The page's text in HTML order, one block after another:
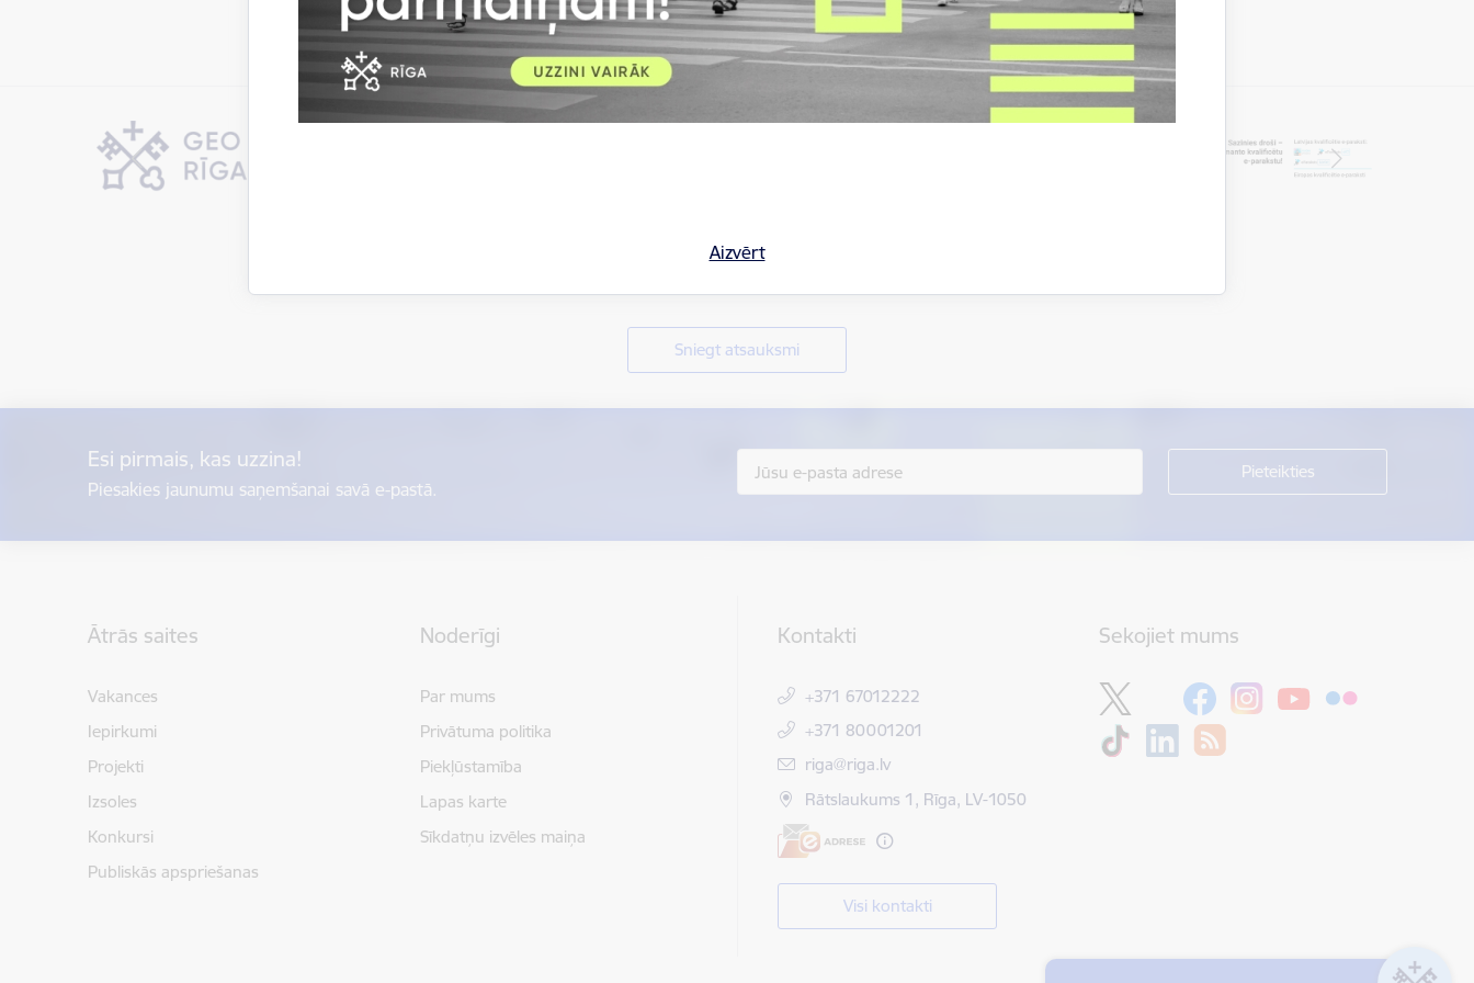
Aizvērt
Sniegt atsauksmi
Esi pirmais, kas uzzina!
Piesakies jaunumu saņemšanai savā e-pastā.
Ātrās saites
Vakances
Iepirkumi
Projekti
Izsoles
Konkursi
Publiskās apspriešanas
Noderīgi
Par mums
Privātuma politika
Piekļūstamība
Lapas karte
Sīkdatņu izvēles maiņa
Kontakti
+371 67012222
+371 80001201
E-pasts:
riga@riga.lv
Rātslaukums 1, Rīga, LV-1050
Visi kontakti
Sekojiet mums